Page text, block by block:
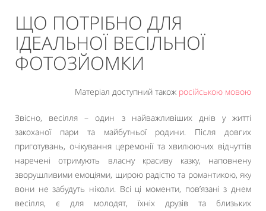
ЩО ПОТРІБНО ДЛЯ
ІДЕАЛЬНОЇ ВЕСІЛЬНОЇ
ФОТОЗЙОМКИ
Матеріал доступний також російською мовою
Звісно, весілля – один з найважливіших днів у житті
закоханої пари та майбутньої родини. Після довгих
приготувань, очікування церемонії та хвилюючих відчуттів
наречені отримують власну красиву казку, наповнену
зворушливими емоціями, щирою радістю та романтикою, яку
вони не забудуть ніколи. Всі ці моменти, пов’язані з днем
весілля, є для молодят, їхніх друзів та близьких